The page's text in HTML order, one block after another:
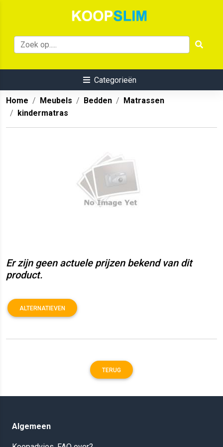
Categorieën
Home Meubels Bedden
Matrassen
kindermatras
Er zijn geen actuele prijzen bekend van dit
product.
ALTERNATIEVEN
TERUG
Algemeen